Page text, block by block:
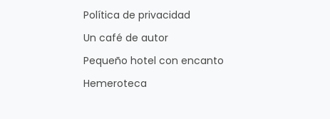
Política de privacidad
Un café de autor
Pequeño hotel con encanto
Hemeroteca